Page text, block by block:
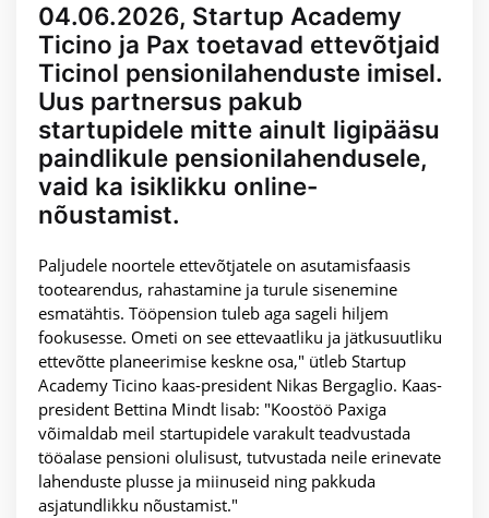
04.06.2026, Startup Academy
Ticino ja Pax toetavad ettevõtjaid
Ticinol pensionilahenduste imisel.
Uus partnersus pakub
startupidele mitte ainult ligipääsu
paindlikule pensionilahendusele,
vaid ka isiklikku online-
nõustamist.
Paljudele noortele ettevõtjatele on asutamisfaasis
tootearendus, rahastamine ja turule sisenemine
esmatähtis. Tööpension tuleb aga sageli hiljem
fookusesse. Ometi on see ettevaatliku ja jätkusuutliku
ettevõtte planeerimise keskne osa," ütleb Startup
Academy Ticino kaas-president Nikas Bergaglio. Kaas-
president Bettina Mindt lisab: "Koostöö Paxiga
võimaldab meil startupidele varakult teadvustada
tööalase pensioni olulisust, tutvustada neile erinevate
lahenduste plusse ja miinuseid ning pakkuda
asjatundlikku nõustamist."